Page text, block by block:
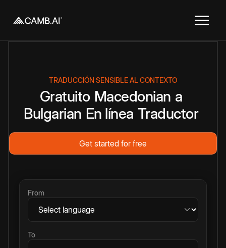
TRADUCCIÓN SENSIBLE AL CONTEXTO
Gratuito Macedonian a
Bulgarian En línea Traductor
Get started for free
From
To